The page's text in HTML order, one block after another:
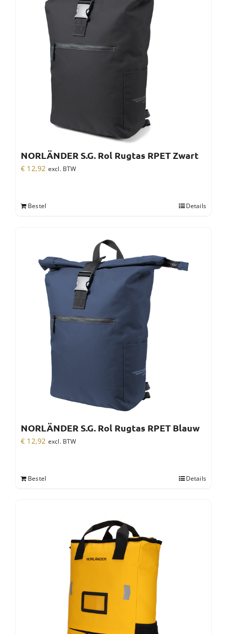
NORLÄNDER S.G. Rol Rugtas RPET Zwart
€ 12,92 excl. BTW
Bestel Details
NORLÄNDER S.G. Rol Rugtas RPET Blauw
€ 12,92 excl. BTW
Bestel Details